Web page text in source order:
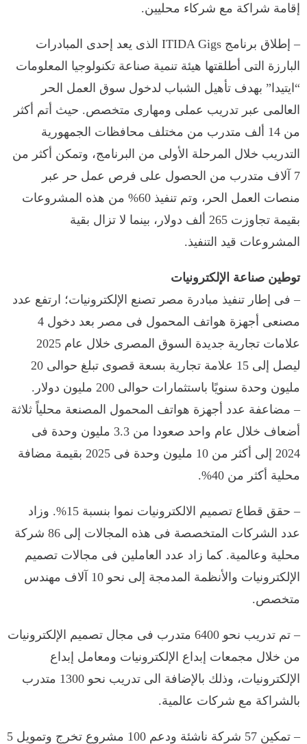
إقامة شراكة مع شركاء محليين.
– إطلاق برنامج ITIDA Gigs الذى يعد إحدى المبادرات
البارزة التى أطلقتها هيئة تنمية صناعة تكنولوجيا المعلومات
“ايتيدا” بهدف تأهيل الشباب لدخول سوق العمل الحر
العالمى عبر تدريب عملى ومهارى متخصص. حيث أتم أكثر
من 14 ألف متدرب من مختلف محافظات الجمهورية
التدريب خلال المرحلة الأولى من البرنامج، وتمكن أكثر من
7 آلاف متدرب من الحصول على فرص عمل حر عبر
منصات العمل الحر، وتم تنفيذ 60% من هذه المشروعات
بقيمة تجاوزت 265 ألف دولار، بينما لا تزال بقية
المشروعات قيد التنفيذ.
توطين صناعة الإلكترونيات
– فى إطار تنفيذ مبادرة مصر تصنع الإلكترونيات؛ ارتفع عدد
مصنعى أجهزة هواتف المحمول فى مصر بعد دخول 4
علامات تجارية جديدة السوق المصرى خلال عام 2025
ليصل إلى 15 علامة تجارية بسعة قصوى تبلغ حوالى 20
مليون وحدة سنويًا باستثمارات حوالى 200 مليون دولار.
– مضاعفة عدد أجهزة هواتف المحمول المصنعة محلياً ثلاثة
أضعاف خلال عام واحد صعودا من 3.3 مليون وحدة فى
2024 إلى أكثر من 10 مليون وحدة فى 2025 بقيمة مضافة
محلية أكثر من 40%.
– حقق قطاع تصميم الالكترونيات نموا بنسبة 15%. وزاد
عدد الشركات المتخصصة فى هذه المجالات إلى 86 شركة
محلية وعالمية. كما زاد عدد العاملين فى مجالات تصميم
الإلكترونيات والأنظمة المدمجة إلى نحو 10 آلاف مهندس
متخصص.
– تم تدريب نحو 6400 متدرب فى مجال تصميم الإلكترونيات
من خلال مجمعات إبداع الإلكترونيات ومعامل إبداع
الإلكترونيات، وذلك بالإضافة الى تدريب نحو 1300 متدرب
بالشراكة مع شركات عالمية.
– تمكين 57 شركة ناشئة ودعم 100 مشروع تخرج وتمويل 5